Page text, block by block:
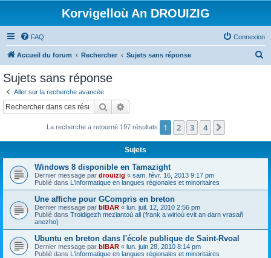
Korvigelloù An DROUIZIG
FAQ Connexion
Accueil du forum Rechercher Sujets sans réponse
c
Sujets sans réponse
Aller sur la recherche avancée
Rechercher
La recherche a retourné 197 résultats 1 2 3 4
Sujets
Windows 8 disponible en Tamazight
Dernier message par drouizig « sam. févr. 16, 2013 9:17 pm
Publié dans L'informatique en langues régionales et minoritaires
Une affiche pour GCompris en breton
Dernier message par bIBAR « lun. juil. 12, 2010 2:56 pm
Publié dans Troidigezh meziantoù all (frank a wirioù evit an darn vrasañ
anezho)
Ubuntu en breton dans l'école publique de Saint-Rvoal
Dernier message par bIBAR « lun. juin 28, 2010 8:14 pm
Publié dans L'informatique en langues régionales et minoritaires